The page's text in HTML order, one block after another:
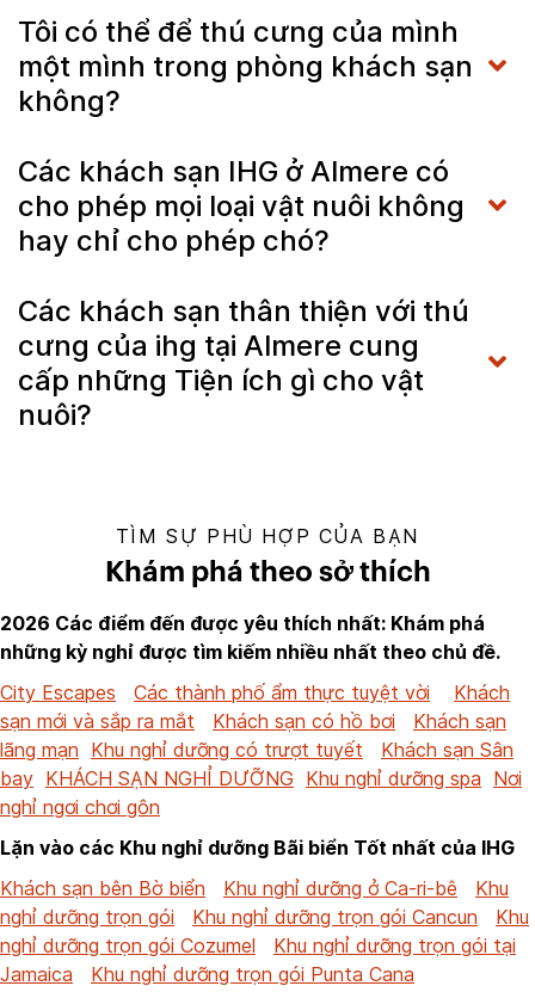
Tôi có thể để thú cưng của mình
một mình trong phòng khách sạn
không?
Các khách sạn IHG ở Almere có
cho phép mọi loại vật nuôi không
hay chỉ cho phép chó?
Các khách sạn thân thiện với thú
cưng của ihg tại Almere cung
cấp những Tiện ích gì cho vật
nuôi?
TÌM SỰ PHÙ HỢP CỦA BẠN
Khám phá theo sở thích
2026 Các điểm đến được yêu thích nhất: Khám phá
những kỳ nghỉ được tìm kiếm nhiều nhất theo chủ đề.
City Escapes
Các thành phố ẩm thực tuyệt vời
Khách
sạn mới và sắp ra mắt
Khách sạn có hồ bơi
Khách sạn
lãng mạn Khu nghỉ dưỡng có trượt tuyết
Khách sạn Sân
bay KHÁCH SẠN NGHỈ DƯỠNG Khu nghỉ dưỡng spa Nơi
nghỉ ngơi chơi gôn
Lặn vào các Khu nghỉ dưỡng Bãi biển Tốt nhất của IHG
Khách sạn bên Bờ biển
Khu nghỉ dưỡng ở Ca-ri-bê
Khu
nghỉ dưỡng trọn gói
Khu nghỉ dưỡng trọn gói Cancun
Khu
nghỉ dưỡng trọn gói Cozumel
Khu nghỉ dưỡng trọn gói tại
Jamaica
Khu nghỉ dưỡng trọn gói Punta Cana